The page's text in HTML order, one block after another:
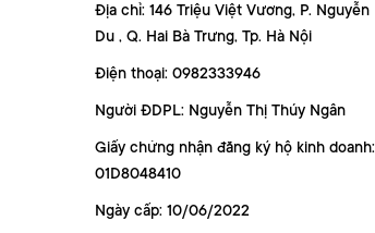
Địa chỉ: 146 Triệu Việt Vương, P. Nguyễn
Du , Q. Hai Bà Trưng, Tp. Hà Nội
Điện thoại: 0982333946
Người ĐDPL: Nguyễn Thị Thúy Ngân
Giấy chứng nhận đăng ký hộ kinh doanh:
01D8048410
Ngày cấp: 10/06/2022